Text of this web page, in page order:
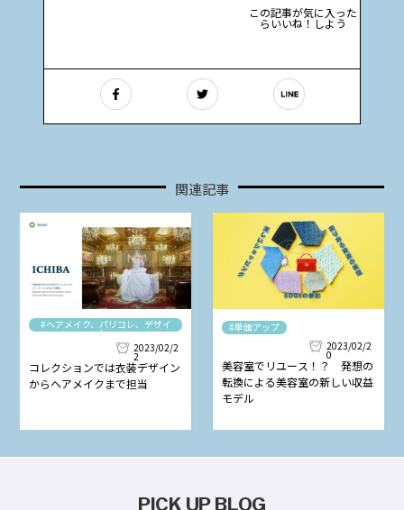
この記事が気に入った
らいいね！しよう
関連記事
#ヘアメイク、パリコレ、デザイ
ナー
2023/02/2
2
コレクションでは衣装デザイン
からヘアメイクまで担当
#単価アップ
2023/02/2
0
美容室でリユース！？ 発想の
転換による美容室の新しい収益
モデル
PICK UP BLOG